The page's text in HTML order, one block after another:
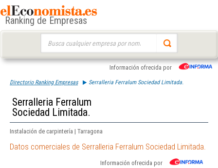
Ranking de Empresas
Información ofrecida por
Directorio Ranking Empresas Serralleria Ferralum Sociedad Limitada.
Serralleria Ferralum
Sociedad Limitada.
Instalación de carpintería | Tarragona
Datos comerciales de Serralleria Ferralum Sociedad Limitada.
Información ofrecida por